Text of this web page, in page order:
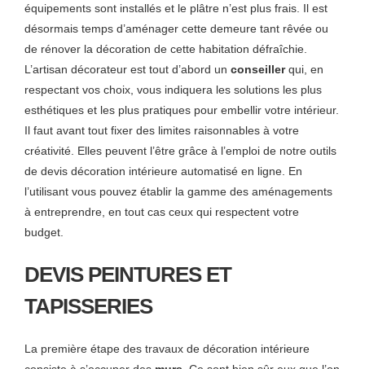
équipements sont installés et le plâtre n’est plus frais. Il est
désormais temps d’aménager cette demeure tant rêvée ou
de rénover la décoration de cette habitation défraîchie.
L’artisan décorateur est tout d’abord un conseillerqui, en
respectant vos choix, vous indiquera les solutions les plus
esthétiques et les plus pratiques pour embellir votre intérieur.
Il faut avant tout fixer des limites raisonnables à votre
créativité. Elles peuvent l’être grâce à l’emploi de notre outils
de devis décoration intérieure automatisé en ligne. En
l’utilisant vous pouvez établir la gamme des aménagements
à entreprendre, en tout cas ceux qui respectent votre
budget.
DEVIS PEINTURES ET
TAPISSERIES
La première étape des travaux de décoration intérieure